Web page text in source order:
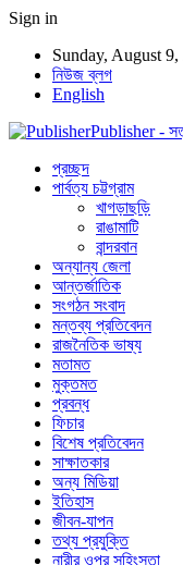
Sign in
Sunday, August 9,
নিউজ ব্লগ
English
Publisher - সত্য
প্রচ্ছদ
পার্বত্য চট্টগ্রাম
খাগড়াছড়ি
রাঙামাটি
বান্দরবান
অন্যান্য জেলা
আন্তর্জাতিক
সংগঠন সংবাদ
মন্তব্য প্রতিবেদন
রাজনৈতিক ভাষ্য
মতামত
মুক্তমত
প্রবন্ধ
ফিচার
বিশেষ প্রতিবেদন
সাক্ষাতকার
অন্য মিডিয়া
ইতিহাস
জীবন-যাপন
তথ্য প্রযুক্তি
নারীর ওপর সহিংসতা